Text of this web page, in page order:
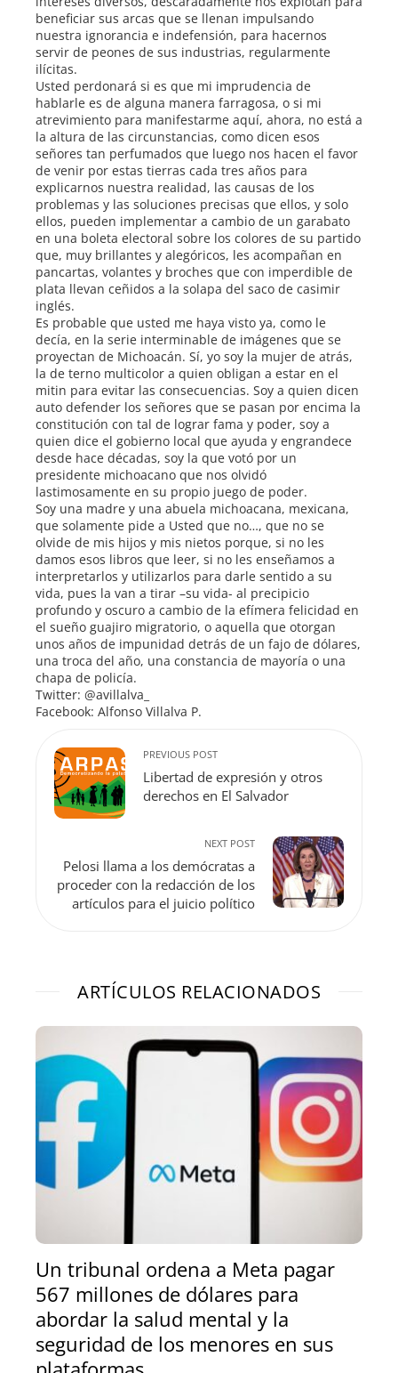
beneficiar sus arcas que se llenan impulsando
nuestra ignorancia e indefensión, para hacernos
servir de peones de sus industrias, regularmente
ilícitas.
Usted perdonará si es que mi imprudencia de
hablarle es de alguna manera farragosa, o si mi
atrevimiento para manifestarme aquí, ahora, no está a
la altura de las circunstancias, como dicen esos
señores tan perfumados que luego nos hacen el favor
de venir por estas tierras cada tres años para
explicarnos nuestra realidad, las causas de los
problemas y las soluciones precisas que ellos, y solo
ellos, pueden implementar a cambio de un garabato
en una boleta electoral sobre los colores de su partido
que, muy brillantes y alegóricos, les acompañan en
pancartas, volantes y broches que con imperdible de
plata llevan ceñidos a la solapa del saco de casimir
inglés.
Es probable que usted me haya visto ya, como le
decía, en la serie interminable de imágenes que se
proyectan de Michoacán. Sí, yo soy la mujer de atrás,
la de terno multicolor a quien obligan a estar en el
mitin para evitar las consecuencias. Soy a quien dicen
auto defender los señores que se pasan por encima la
constitución con tal de lograr fama y poder, soy a
quien dice el gobierno local que ayuda y engrandece
desde hace décadas, soy la que votó por un
presidente michoacano que nos olvidó
lastimosamente en su propio juego de poder.
Soy una madre y una abuela michoacana, mexicana,
que solamente pide a Usted que no…, que no se
olvide de mis hijos y mis nietos porque, si no les
damos esos libros que leer, si no les enseñamos a
interpretarlos y utilizarlos para darle sentido a su
vida, pues la van a tirar –su vida- al precipicio
profundo y oscuro a cambio de la efímera felicidad en
el sueño guajiro migratorio, o aquella que otorgan
unos años de impunidad detrás de un fajo de dólares,
una troca del año, una constancia de mayoría o una
chapa de policía.
Twitter: @avillalva_
Facebook: Alfonso Villalva P.
PREVIOUS POST
Libertad de expresión y otros
derechos en El Salvador
NEXT POST
Pelosi llama a los demócratas a
proceder con la redacción de los
artículos para el juicio político
ARTÍCULOS RELACIONADOS
Un tribunal ordena a Meta pagar
567 millones de dólares para
abordar la salud mental y la
seguridad de los menores en sus